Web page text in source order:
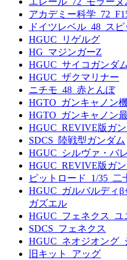
アカデミー科学
ドイツレベル_48_ス
HGUC_リゲルグ
HG_マジンガーZ
HGUC_サイコガンダム
HGUC_ザクマリナー
ニチモ_48_赤とんぼ
HGTO_ガンキャノン
HGTO_ガンキャノン
HGUC_REVIVE版ガ
SDCS_陸戦型ガンダム
HGUC_シルヴァ・バ
HGUC_REVIVE版ガ
ピットロード_1/35_二
HGUC_ガルバルディ
ガズエル
HGUC_フェネクス_ユ
SDCS_フェネクス
HGUC_ネオジオング_
旧キット_アッグ